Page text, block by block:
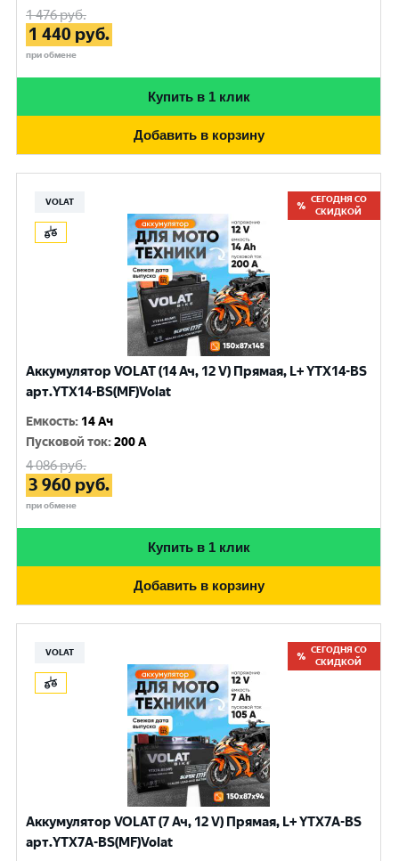
1 476руб.
1 440 руб.
при обмене
Купить в 1 клик
Добавить в корзину
VOLAT
СЕГОДНЯ СО
СКИДКОЙ
Аккумулятор VOLAT (14 Ач, 12 V) Прямая, L+ YTX14-BS
арт.YTX14-BS(MF)Volat
Емкость: 14 Ач
Пусковой ток:200 A
4 086руб.
3 960 руб.
при обмене
Купить в 1 клик
Добавить в корзину
VOLAT
СЕГОДНЯ СО
СКИДКОЙ
Аккумулятор VOLAT (7 Ач, 12 V) Прямая, L+ YTX7A-BS
арт.YTX7A-BS(MF)Volat